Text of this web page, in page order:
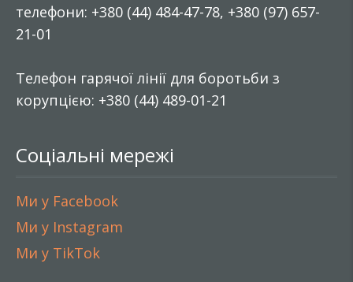
телефони: +380 (44) 484-47-78, +380 (97) 657-
21-01
Телефон гарячої лінії для боротьби з
корупцією: +380 (44) 489-01-21
Соціальні мережі
Ми у Facebook
Ми у Instagram
Ми у TikTok